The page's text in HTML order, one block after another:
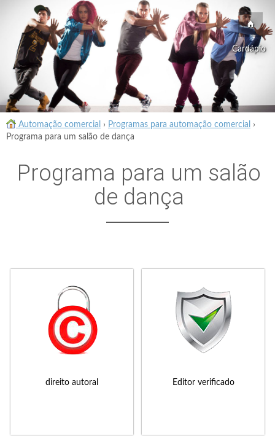
Cardápio
Automação comercial › Programas para automação comercial
›
Programa para um salão de dança
Programa para um salão
de dança
direito autoral Editor verificado